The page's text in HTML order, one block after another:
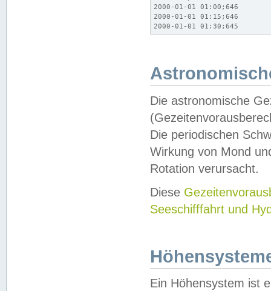
2000-01-01 01:00;646
2000-01-01 01:15;646
2000-01-01 01:30;645
Die astronomische
Die periodischen
Wirkung von Mond
Rotation verursacht.
Diese
Seeschifffahrt und
Ein Höhensystem ist